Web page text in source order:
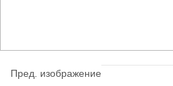
Пред. изображение